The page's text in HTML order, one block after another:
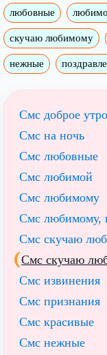
любовные
скучаю любимому
нежные
Смс доброе утро
Смс на ночь
Смс любовные
Смс любимой
Смс любимому
Смс любимому,
Смс скучаю
Смс скучаю
Смс извинения
Смс признания
Смс красивые
Смс нежные